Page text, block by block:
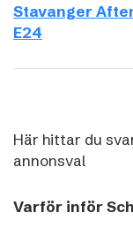
Stavanger
E24
Här hittar du
annonsval
Varför inför